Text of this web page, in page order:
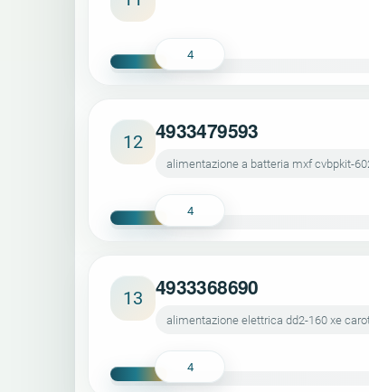
4
12 4933479593
alimentazione a batteria mxf cvbpkit-
4
13 4933368690
alimentazione elettrica dd2-160 xe
4